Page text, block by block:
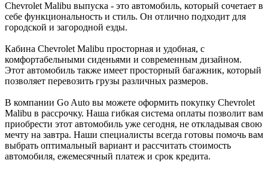
Chevrolet Malibu выпуска - это автомобиль, который сочетает в
себе функциональность и стиль. Он отлично подходит для
городской и загородной езды.
Кабина Chevrolet Malibu просторная и удобная, с
комфортабельными сиденьями и современным дизайном.
Этот автомобиль также имеет просторный багажник, который
позволяет перевозить грузы различных размеров.
В компании Go Auto вы можете оформить покупку Chevrolet
Malibu в рассрочку. Наша гибкая система оплаты позволит вам
приобрести этот автомобиль уже сегодня, не откладывая свою
мечту на завтра. Наши специалисты всегда готовы помочь вам
выбрать оптимальный вариант и рассчитать стоимость
автомобиля, ежемесячный платеж и срок кредита.